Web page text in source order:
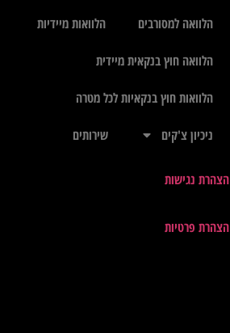
הלוואה למסורבים הלוואות מיידיות
הלוואה חוץ בנקאית מיידית
הלוואות חוץ בנקאיות לכל מטרה
ניכיון צ'קים שירותים
הצהרת נגישות
הצהרת פרטיות